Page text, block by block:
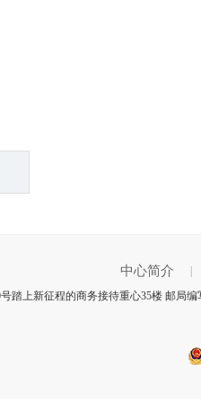
中心简介
踏上新征程的商务接待重心35楼 邮局